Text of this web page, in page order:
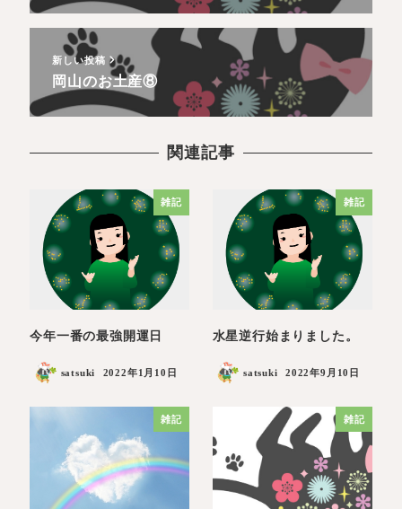
新しい投稿
岡山のお土産⑧
関連記事
雑記
今年一番の最強開運日
satsuki 2022年1月10日
雑記
水星逆行始まりました。
satsuki 2022年9月10日
雑記 雑記